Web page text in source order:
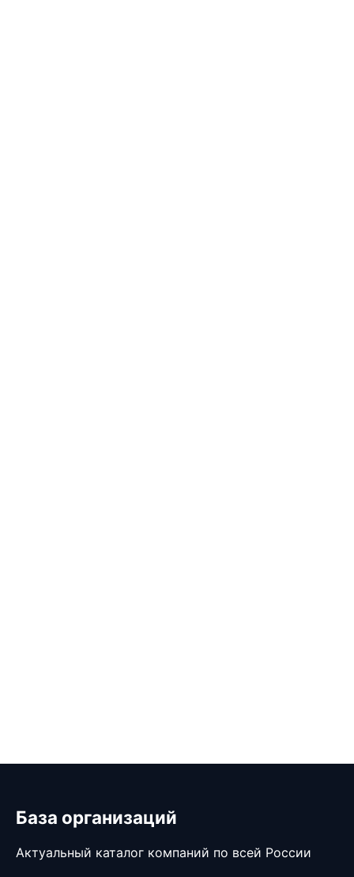
База организаций
Актуальный каталог компаний по всей России